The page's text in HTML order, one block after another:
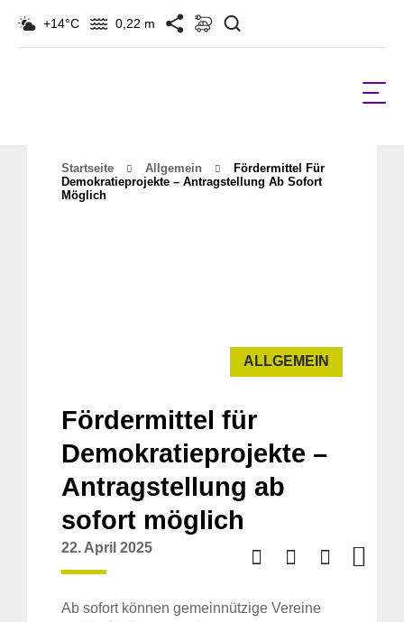
+14°C 0,22 m
Startseite Allgemein
Fördermittel Für
Demokratieprojekte – Antragstellung Ab Sofort
Möglich
ALLGEMEIN
Fördermittel für
Demokratieprojekte –
Antragstellung ab
sofort möglich
22. April 2025
Ab sofort können gemeinnützige Vereine